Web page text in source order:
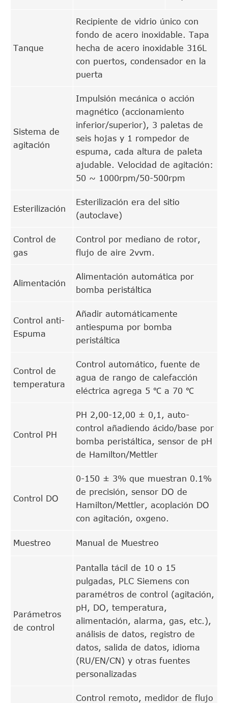
Tanque
Recipiente de vidrio único con
fondo de acero inoxidable. Tapa
hecha de acero inoxidable 316L
con puertos, condensador en la
puerta
Sistema de
agitación
Impulsión mecánica o acción
magnético (accionamiento
inferior/superior), 3 paletas de
seis hojas y 1 rompedor de
espuma, cada altura de paleta
ajudable. Velocidad de agitación:
50 ~ 1000rpm/50-500rpm
Esterilización
Esterilización era del sitio
(autoclave)
Control de
gas
Control por mediano de rotor,
flujo de aire 2vvm.
Alimentación
Alimentación automática por
bomba peristáltica
Control anti-
Espuma
Añadir automáticamente
antiespuma por bomba
peristáltica
Control de
temperatura
Control automático, fuente de
agua de rango de calefacción
eléctrica agrega 5 ℃ a 70 ℃
Control PH
PH 2,00-12,00 ± 0,1, auto-
control añadiendo ácido/base por
bomba peristáltica, sensor de pH
de Hamilton/Mettler
Control DO
0-150 ± 3% que muestran 0.1%
de precisión, sensor DO de
Hamilton/Mettler, acoplación DO
con agitación, oxgeno.
Muestreo Manual de Muestreo
Parámetros
de control
Pantalla tácil de 10 o 15
pulgadas, PLC Siemens con
paramétros de control (agitación,
pH, DO, temperatura,
alimentación, alarma, gas, etc.),
análisis de datos, registro de
datos, salida de datos, idioma
(RU/EN/CN) y otras fuentes
personalizadas
Control remoto, medidor de flujo